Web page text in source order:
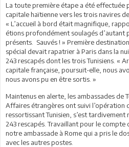
La toute première étape a été effectuée
capitale haïtienne vers les trois navires
« L’accueil à bord était magnifique,
étions profondément soulagés d’autant
présents. Sauvés ! » Première
spécial devait rapatrier à Paris dans la
243 rescapés dont les trois Tunisiens. «
capitale française, poursuit-elle, nous
nous avons pu en être sortis. »
Maintenus en alerte, les ambassades de
Affaires étrangères ont suivi l’opération
ressortissant Tunisien, s’est
243 rescapés. Travaillant pour le compte
notre ambassade à Rome qui a pris le
avec les autres postes.